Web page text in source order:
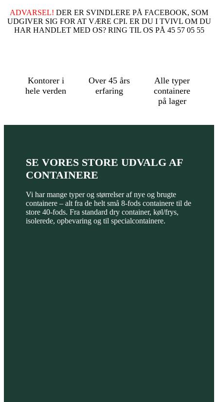
ADVARSEL! DER ER SVINDLERE PÅ FACEBOOK, SOM
UDGIVER SIG FOR AT VÆRE CPI. ER DU I TVIVL OM DU
HAR HANDLET MED OS? RING TIL OS PÅ 45 57 05 55
Kontorer i
hele verden
Over 45 års
erfaring
Alle typer
containere
på lager
SE VORES STORE UDVALG AF
CONTAINERE
Vi har mange typer og størrelser af nye og brugte
containere – alt fra de helt små 8-fods containere til de
store 40-fods. Fra standard dry container, køl/frys,
isolerede, opbevaring og til specialcontainere.